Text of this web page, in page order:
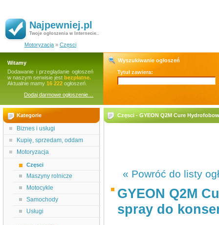
Najpewniej.pl
Twoje ogłoszenia w Internecie..
Motoryzacja » Częsci
Witamy
Dodawanie i przeglądanie ogłoszeń
w naszym serwisie jest bezpłatne.
Aktualnie mamy 16 222 ogłoszeń.
Dodaj darmowe ogłoszenie…
Wyszukiwanie ogłoszeń
Tytuł zawiera:
Kategorie
Biznes i usługi
Kupię, sprzedam, oddam
Motoryzacja
Częsci
Maszyny rolnicze
Motocykle
Samochody
Usługi
Częsci - GYEON Q2M Cure
« Powróć do listy
GYEON Q2M
spray do